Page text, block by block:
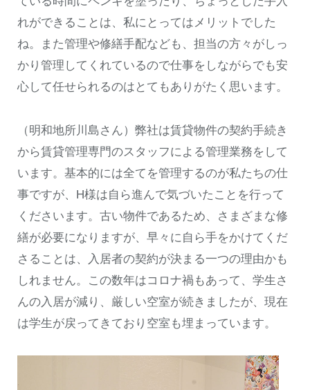
れができることは、私にとってはメリットでした
ね。また管理や修繕手配なども、担当の方々がしっ
かり管理してくれているので仕事をしながらでも安
心して任せられるのはとてもありがたく思います。
（明和地所川島さん）弊社は賃貸物件の契約手続き
から賃貸管理専門のスタッフによる管理業務をして
います。基本的には全てを管理するのが私たちの仕
事ですが、H様は自ら進んで気づいたことを行って
くださいます。古い物件であるため、さまざまな修
繕が必要になりますが、早々に自ら手をかけてくだ
さることは、入居者の契約が決まる一つの理由かも
しれません。この数年はコロナ禍もあって、学生さ
んの入居が減り、厳しい空室が続きましたが、現在
は学生が戻ってきており空室も埋まっています。